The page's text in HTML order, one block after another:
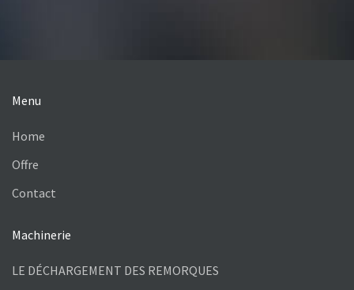
Menu
Home
Offre
Contact
Machinerie
LE DÉCHARGEMENT DES REMORQUES